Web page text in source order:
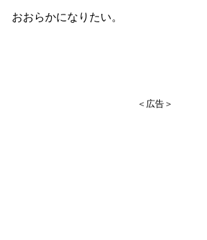
おおらかになりたい。
＜広告＞